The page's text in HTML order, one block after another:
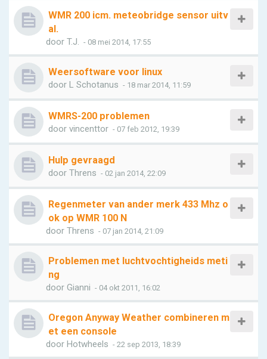
WMR 200 icm. meteobridge sensor uitv
al.
door T.J. - 08 mei 2014, 17:55
Weersoftware voor linux
door L Schotanus - 18 mar 2014, 11:59
WMRS-200 problemen
door vincenttor - 07 feb 2012, 19:39
Hulp gevraagd
door Threns - 02 jan 2014, 22:09
Regenmeter van ander merk 433 Mhz o
ok op WMR 100 N
door Threns - 07 jan 2014, 21:09
Problemen met luchtvochtigheids meti
ng
door Gianni - 04 okt 2011, 16:02
Oregon Anyway Weather combineren m
et een console
door Hotwheels - 22 sep 2013, 18:39